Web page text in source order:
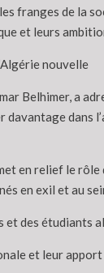
de la
et leurs
nouvelle
Belhimer, a
en relief le
en exil et au
des étudiants
et leur